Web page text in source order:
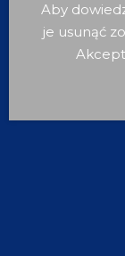
Aby
je usunąć